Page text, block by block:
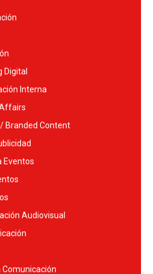
Digital
Interna
Branded Content
Eventos
Audiovisual
Comunicación